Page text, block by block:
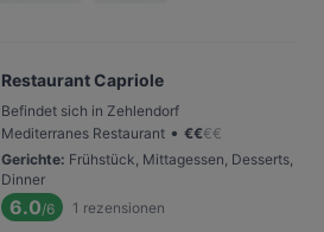
Restaurant Capriole
Befindet sich in Zehlendorf
Mediterranes Restaurant • €€€€
Gerichte: Frühstück, Mittagessen, Desserts,
Dinner
6.0/6 1 rezensionen